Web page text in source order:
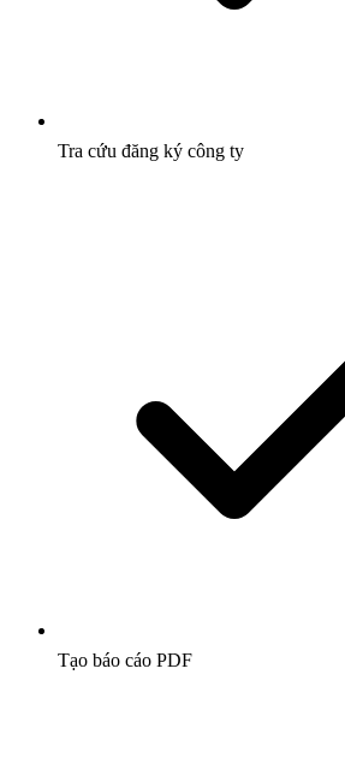
Tra cứu đăng ký công ty
Tạo báo cáo PDF